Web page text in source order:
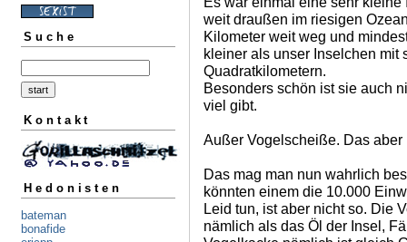
Suche
Kontakt
Hedonisten
bateman
bonafide
weit draußen im riesigen
Kilometer weit weg und
kleiner als unser Inselchen mit
Quadratkilometern.
Besonders schön ist sie auch
viel gibt.
Außer Vogelscheiße. Das aber
Das mag man nun wahrlich
könnten einem die 10.000
Leid tun, ist aber nicht so. Die
nämlich als das Öl der Insel,